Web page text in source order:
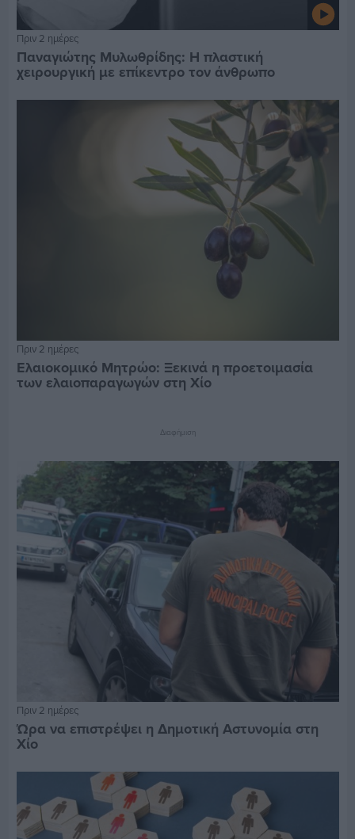
Πριν 2 ημέρες
Παναγιώτης Μυλωθρίδης: Η πλαστική
χειρουργική με επίκεντρο τον άνθρωπο
Πριν 2 ημέρες
Ελαιοκομικό Μητρώο: Ξεκινά η προετοιμασία
των ελαιοπαραγωγών στη Χίο
Διαφήμιση
Πριν 2 ημέρες
Ώρα να επιστρέψει η Δημοτική Αστυνομία στη
Χίο